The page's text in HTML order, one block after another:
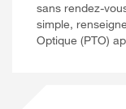
sans rendez-
simple,
Optique (PTO)